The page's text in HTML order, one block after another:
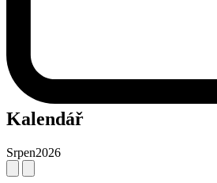
Kalendář
Srpen2026